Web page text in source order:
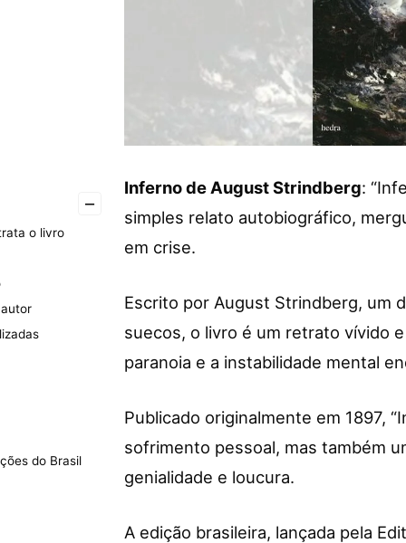
–
o livro
do Brasil
Inferno de August Strindberg:
simples relato autobiográfico,
em crise.
Escrito por August Strindberg, um
suecos, o livro é um retrato vívido
paranoia e a instabilidade mental
Publicado originalmente em 1897,
sofrimento pessoal, mas também
genialidade e loucura.
A edição brasileira, lançada pela